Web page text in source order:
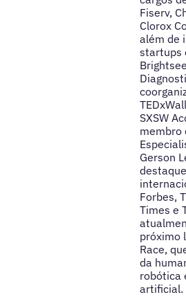
Fiserv,
Clorox
além de
startups
SXSW
membro
Gerson
Forbes,
Times e
próximo
Race,
da
robótica
artificial.